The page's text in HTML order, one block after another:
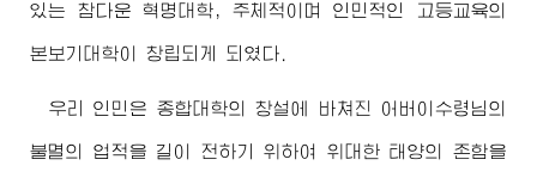
있는 참다운 혁명대학, 주체적이며 인민적인 고등교육의
본보기대학이 창립되게 되였다.
우리 인민은 종합대학의 창설에 바쳐진 어버이수령님 의
불멸의 업적을 길이 전하기 위하여 위대한 태양의 존함을